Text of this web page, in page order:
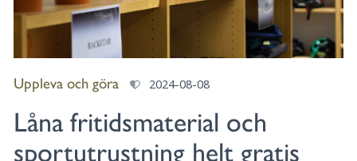
Uppleva och göra 2024-08-08
Låna fritidsmaterial och
sportutrustning helt gratis